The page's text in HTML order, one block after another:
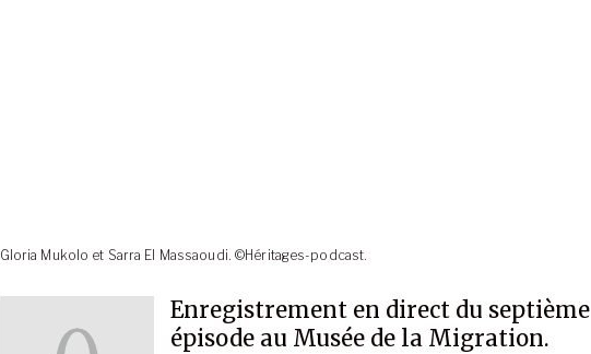
Gloria Mukolo et Sarra El Massaoudi. ©Héritages-podcast.
Enregistrement en direct du septième
épisode au Musée de la Migration.